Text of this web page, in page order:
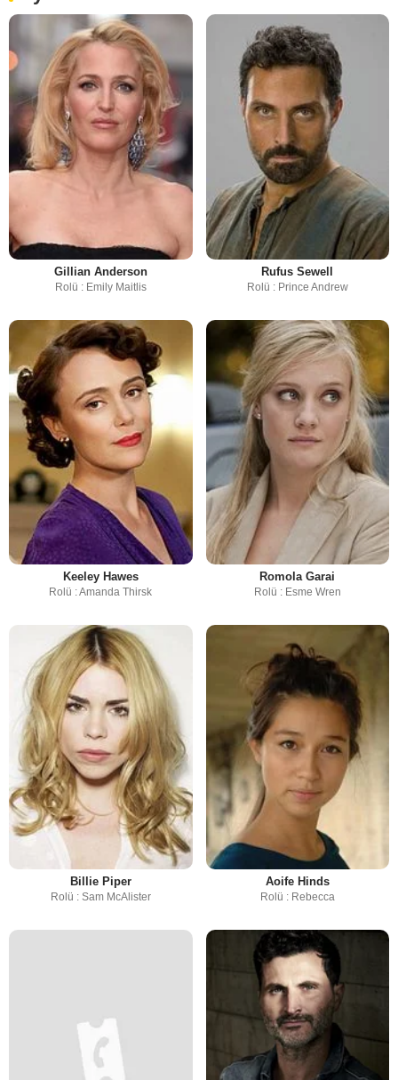
Gillian Anderson
Rolü : Emily Maitlis
Rufus Sewell
Rolü : Prince Andrew
Keeley Hawes
Rolü : Amanda Thirsk
Romola Garai
Rolü : Esme Wren
Billie Piper
Rolü : Sam McAlister
Aoife Hinds
Rolü : Rebecca